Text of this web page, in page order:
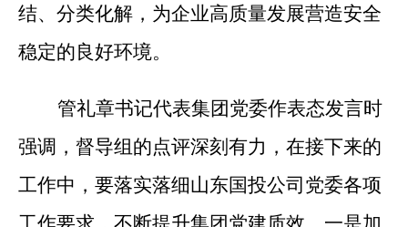
结、分类化解，为企业高质量发展营造安全
稳定的良好环境。
管礼章书记代表集团党委作表态发言时
强调，督导组的点评深刻有力，在接下来的
工作中，要落实落细山东国投公司党委各项